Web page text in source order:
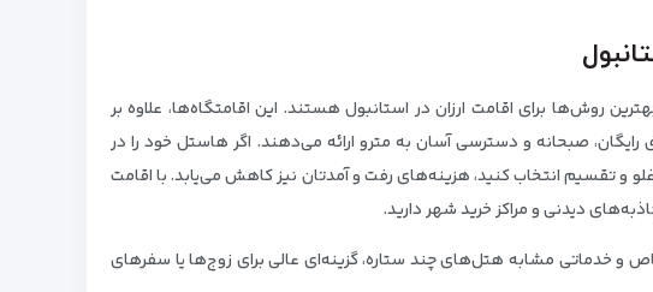
روش‌ها برای اقامت ارزان در استانبول هستند. این اقامتگاه‌ها، علاوه بر
رایگان، صبحانه و دسترسی آسان به مترو ارائه می‌دهند. اگر هاستل خود را در
و تقسیم انتخاب کنید، هزینه‌های رفت و آمدتان نیز کاهش می‌یابد. با اقامت
دیدنی و مراکز خرید شهر دارید.
و خدماتی مشابه هتل‌های چند ستاره، گزینه‌ای عالی برای زوج‌ها یا سفرهای